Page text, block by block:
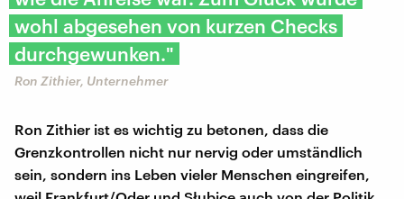
wohl abgesehen von kurzen Checks
durchgewunken."
Ron Zithier, Unternehmer
Ron Zithier ist es wichtig zu betonen, dass die
Grenzkontrollen nicht nur nervig oder umständlich
sein, sondern ins Leben vieler Menschen eingreifen,